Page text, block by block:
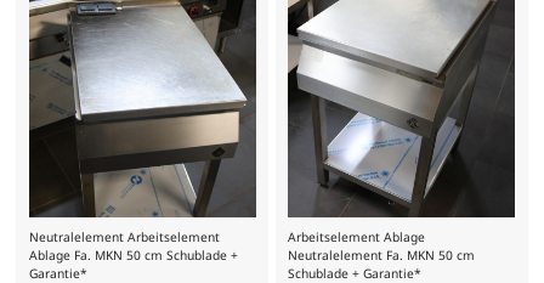
Neutralelement Arbeitselement
Ablage Fa. MKN 50 cm Schublade +
Garantie*
Arbeitselement Ablage
Neutralelement Fa. MKN 50 cm
Schublade + Garantie*